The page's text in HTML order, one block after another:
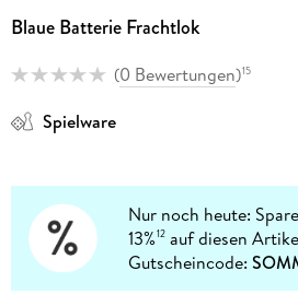
Blaue Batterie Frachtlok
(0 Bewertungen)15
Spielware
Nur noch heute:
13%12 auf diesen
Gutscheincode: